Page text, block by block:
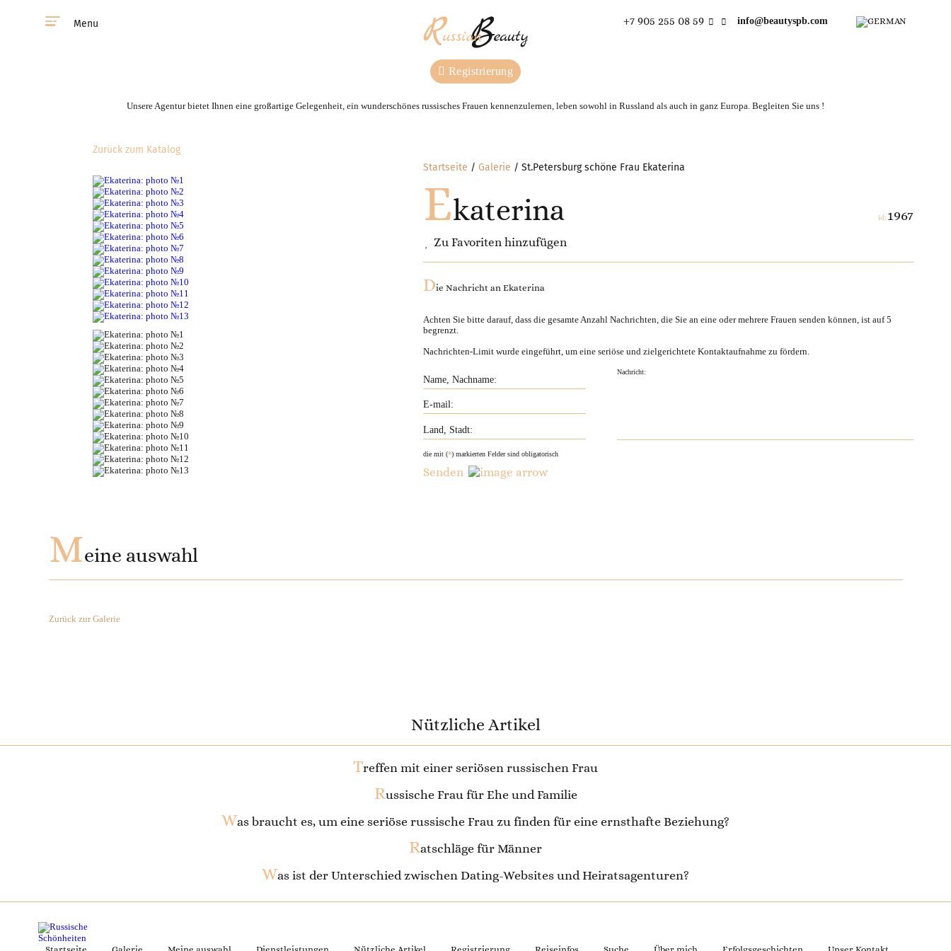
Menu +7 905 255 08 59 info@beautyspb.com
Registrierung
Unsere Agentur bietet Ihnen eine großartige Gelegenheit, ein wunderschönes russisches Frauen kennenzulernen, leben sowohl in Russland als auch in ganz Europa. Begleiten Sie uns !
Startseite Galerie St.Petersburg schöne Frau Ekaterina
Ekaterina
Zu Favoriten hinzufügen
id: 1967
Zurück zum Katalog
Die Nachricht an Ekaterina
Achten Sie bitte darauf, dass die gesamte Anzahl Nachrichten, die Sie an eine oder mehrere Frauen senden können, ist auf5
begrenzt.
Nachrichten-Limit wurde eingeführt, um eine seriöse und zielgerichtete Kontaktaufnahme zu fördern.
die mit (*) markierten Felder sind obligatorisch
Senden
Meine auswahl
Zurück zur Galerie
Nützliche Artikel
Treffen mit einer seriösen russischen Frau
Russische Frau für Ehe und Familie
Was braucht es, um eine seriöse russische Frau zu finden für eine ernsthafte Beziehung?
Ratschläge für Männer
Was ist der Unterschied zwischen Dating-Websites und Heiratsagenturen?